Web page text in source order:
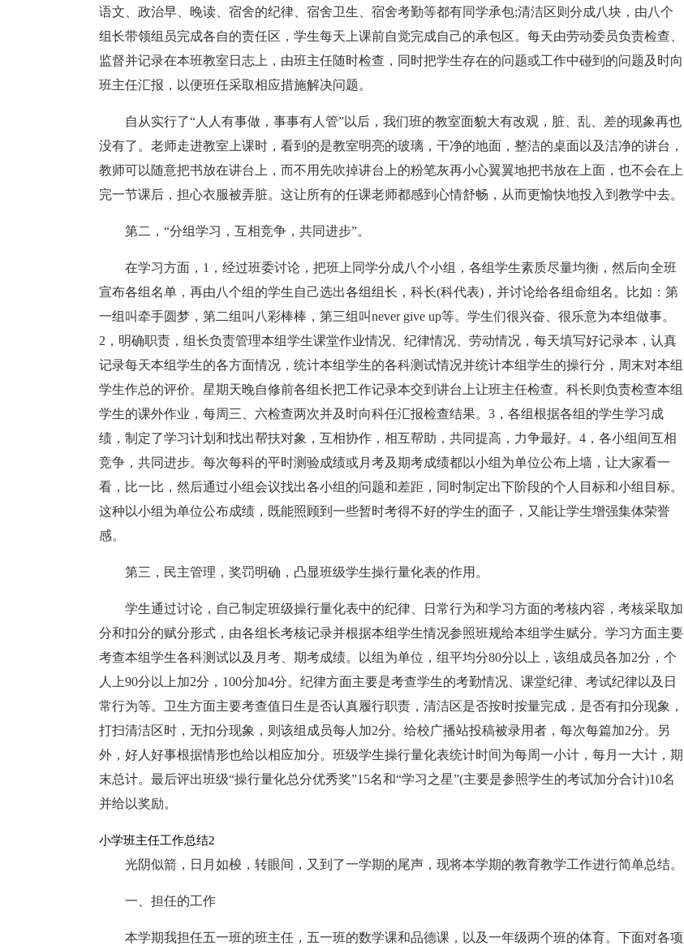
语文、政治早、晚读、宿舍的纪律、宿舍卫生、宿舍考勤等都有同学承包;清洁区则分成八块，由八个
组长带领组员完成各自的责任区，学生每天上课前自觉完成自己的承包区。每天由劳动委员负责检查、
监督并记录在本班教室日志上，由班主任随时检查，同时把学生存在的问题或工作中碰到的问题及时向
班主任汇报，以便班任采取相应措施解决问题。
自从实行了“人人有事做，事事有人管”以后，我们班的教室面貌大有改观，脏、乱、差的现象再也
没有了。老师走进教室上课时，看到的是教室明亮的玻璃，干净的地面，整洁的桌面以及洁净的讲台，
教师可以随意把书放在讲台上，而不用先吹掉讲台上的粉笔灰再小心翼翼地把书放在上面，也不会在上
完一节课后，担心衣服被弄脏。这让所有的任课老师都感到心情舒畅，从而更愉快地投入到教学中去。
第二，“分组学习，互相竞争，共同进步”。
在学习方面，1，经过班委讨论，把班上同学分成八个小组，各组学生素质尽量均衡，然后向全班
宣布各组名单，再由八个组的学生自己选出各组组长，科长(科代表)，并讨论给各组命组名。比如：第
一组叫牵手圆梦，第二组叫八彩棒棒，第三组叫never give up等。学生们很兴奋、很乐意为本组做事。
2，明确职责，组长负责管理本组学生课堂作业情况、纪律情况、劳动情况，每天填写好记录本，认真
记录每天本组学生的各方面情况，统计本组学生的各科测试情况并统计本组学生的操行分，周末对本组
学生作总的评价。星期天晚自修前各组长把工作记录本交到讲台上让班主任检查。科长则负责检查本组
学生的课外作业，每周三、六检查两次并及时向科任汇报检查结果。3，各组根据各组的学生学习成
绩，制定了学习计划和找出帮扶对象，互相协作，相互帮助，共同提高，力争最好。4，各小组间互相
竞争，共同进步。每次每科的平时测验成绩或月考及期考成绩都以小组为单位公布上墙，让大家看一
看，比一比，然后通过小组会议找出各小组的问题和差距，同时制定出下阶段的个人目标和小组目标。
这种以小组为单位公布成绩，既能照顾到一些暂时考得不好的学生的面子，又能让学生增强集体荣誉
感。
第三，民主管理，奖罚明确，凸显班级学生操行量化表的作用。
学生通过讨论，自己制定班级操行量化表中的纪律、日常行为和学习方面的考核内容，考核采取加
分和扣分的赋分形式，由各组长考核记录并根据本组学生情况参照班规给本组学生赋分。学习方面主要
考查本组学生各科测试以及月考、期考成绩。以组为单位，组平均分80分以上，该组成员各加2分，个
人上90分以上加2分，100分加4分。纪律方面主要是考查学生的考勤情况、课堂纪律、考试纪律以及日
常行为等。卫生方面主要考查值日生是否认真履行职责，清洁区是否按时按量完成，是否有扣分现象，
打扫清洁区时，无扣分现象，则该组成员每人加2分。给校广播站投稿被录用者，每次每篇加2分。另
外，好人好事根据情形也给以相应加分。班级学生操行量化表统计时间为每周一小计，每月一大计，期
末总计。最后评出班级“操行量化总分优秀奖”15名和“学习之星”(主要是参照学生的考试加分合计)10名
并给以奖励。
小学班主任工作总结2
光阴似箭，日月如梭，转眼间，又到了一学期的尾声，现将本学期的教育教学工作进行简单总结。
一、担任的工作
本学期我担任五一班的班主任，五一班的数学课和品德课，以及一年级两个班的体育。下面对各项